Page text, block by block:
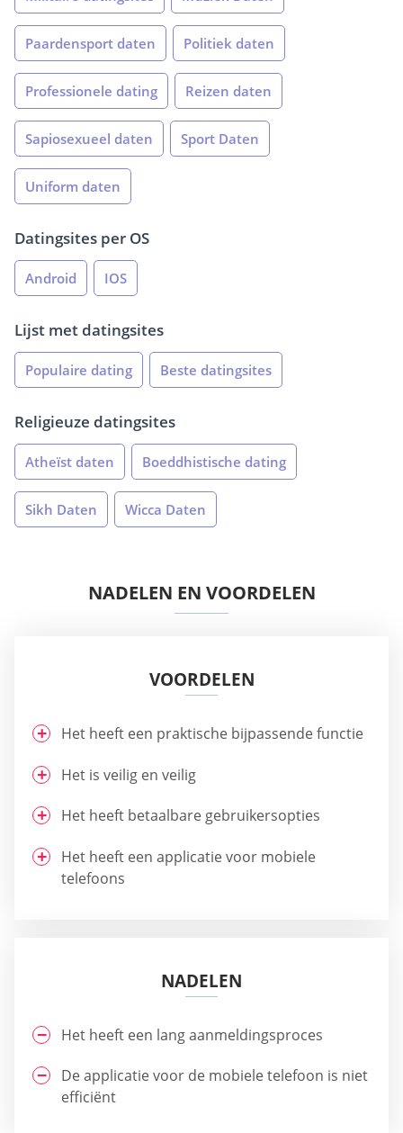
Paardensport daten Politiek daten
Professionele dating Reizen daten
Sapiosexueel daten Sport Daten
Uniform daten
Datingsites per OS
Android IOS
Lijst met datingsites
Populaire dating Beste datingsites
Religieuze datingsites
Atheïst daten Boeddhistische dating
Sikh Daten Wicca Daten
NADELEN EN VOORDELEN
VOORDELEN
Het heeft een praktische bijpassende functie
Het is veilig en veilig
Het heeft betaalbare gebruikersopties
Het heeft een applicatie voor mobiele
telefoons
NADELEN
Het heeft een lang aanmeldingsproces
De applicatie voor de mobiele telefoon is niet
efficiënt